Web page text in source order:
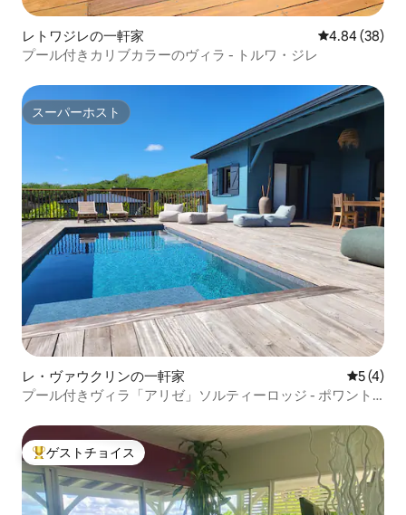
レトワジレの一軒家 レビュー38
4.84 (38)
プール付きカリブカラーのヴィラ - トルワ・ジレ
スーパーホスト
スーパーホスト
レ・ヴァウクリンの一軒家 レビュー
5 (4)
プール付きヴィラ「アリゼ」ソルティーロッジ - ポワント
大好評のゲストチョイスです。
ゲストチョイス